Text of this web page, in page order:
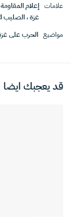
علامات إعلام المقاومة
غزة،الصليب
مواضيع الحرب على
قد يعجبك ايضا